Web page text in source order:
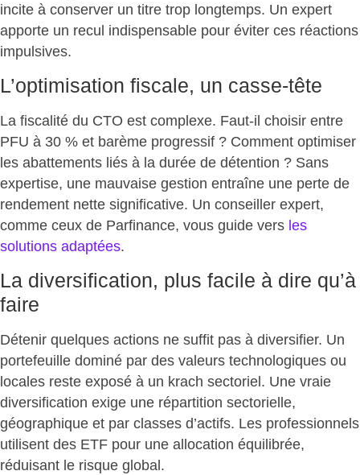
incite à conserver un titre trop longtemps. Un expert
apporte un recul indispensable pour éviter ces réactions
impulsives.
L’optimisation fiscale, un casse-tête
La fiscalité du CTO est complexe. Faut-il choisir entre
PFU à 30 % et barème progressif ? Comment optimiser
les abattements liés à la durée de détention ? Sans
expertise, une mauvaise gestion entraîne une perte de
rendement nette significative. Un conseiller expert,
comme ceux de Parfinance, vous guide vers les
solutions adaptées.
La diversification, plus facile à dire qu’à
faire
Détenir quelques actions ne suffit pas à diversifier. Un
portefeuille dominé par des valeurs technologiques ou
locales reste exposé à un krach sectoriel. Une vraie
diversification exige une répartition sectorielle,
géographique et par classes d’actifs. Les professionnels
utilisent des ETF pour une allocation équilibrée,
réduisant le risque global.